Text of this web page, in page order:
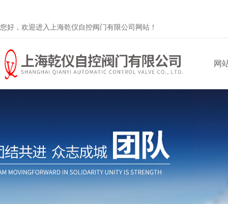
您好，欢迎进入上海乾仪自控阀门有限公司网站！
网